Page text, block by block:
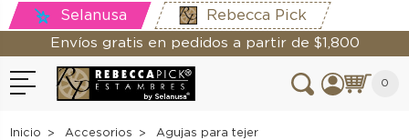
Selanusa Rebecca Pick
Envíos gratis en pedidos a partir de $1,800
0
Inicio Accesorios
Agujas para tejer